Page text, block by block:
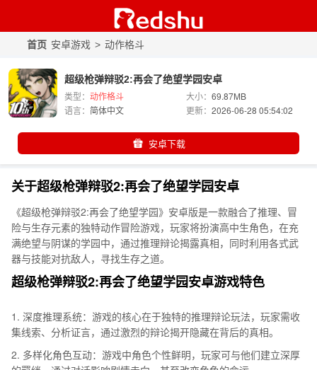
首页 安卓游戏 > 动作格斗
超级枪弹辩驳2:再会了绝望学园安卓
类型： 动作格斗 大小：69.87MB
语言： 简体中文 更新：2026-06-28 05:54:02
安卓下载
关于超级枪弹辩驳2:再会了绝望学园安卓
《超级枪弹辩驳2:再会了绝望学园》安卓版是一款融合了推理、冒
险与生存元素的独特动作冒险游戏，玩家将扮演高中生角色，在充
满绝望与阴谋的学园中，通过推理辩论揭露真相，同时利用各式武
器与技能对抗敌人，寻找生存之道。
超级枪弹辩驳2:再会了绝望学园安卓游戏特色
1. 深度推理系统：游戏的核心在于独特的推理辩论玩法，玩家需收
集线索、分析证言，通过激烈的辩论揭开隐藏在背后的真相。
2. 多样化角色互动：游戏中角色个性鲜明，玩家可与他们建立深厚